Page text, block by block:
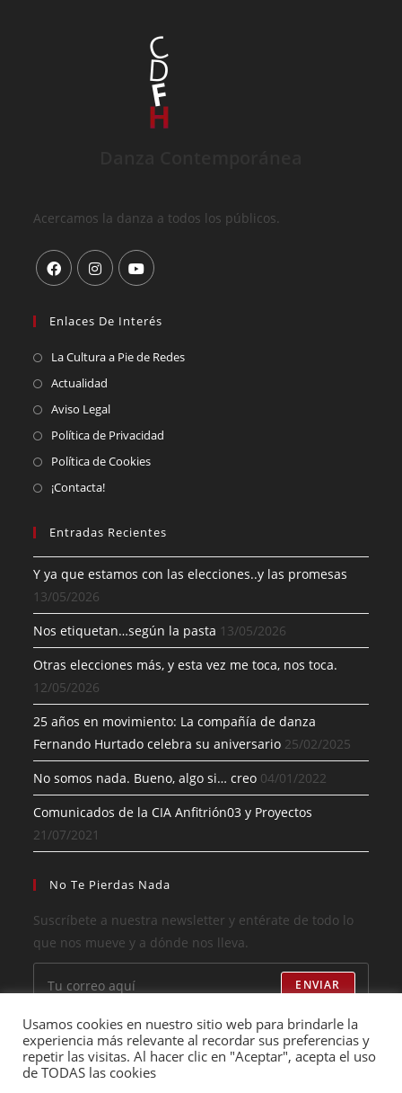
Acercamos la danza a todos los públicos.
Enlaces De Interés
La Cultura a Pie de Redes
Actualidad
Aviso Legal
Política de Privacidad
Política de Cookies
¡Contacta!
Entradas Recientes
Y ya que estamos con las elecciones..y las promesas
13/05/2026
Nos etiquetan…según la pasta 13/05/2026
Otras elecciones más, y esta vez me toca, nos toca.
12/05/2026
25 años en movimiento: La compañía de danza
Fernando Hurtado celebra su aniversario 25/02/2025
No somos nada. Bueno, algo si… creo 04/01/2022
Comunicados de la CIA Anfitrión03 y Proyectos
21/07/2021
No Te Pierdas Nada
Suscríbete a nuestra newsletter y entérate de todo lo
que nos mueve y a dónde nos lleva.
ENVIAR
He leído y acepto los términos
Usamos cookies en nuestro sitio web para brindarle la
experiencia más relevante al recordar sus preferencias y
repetir las visitas. Al hacer clic en "Aceptar", acepta el uso
de TODAS las cookies